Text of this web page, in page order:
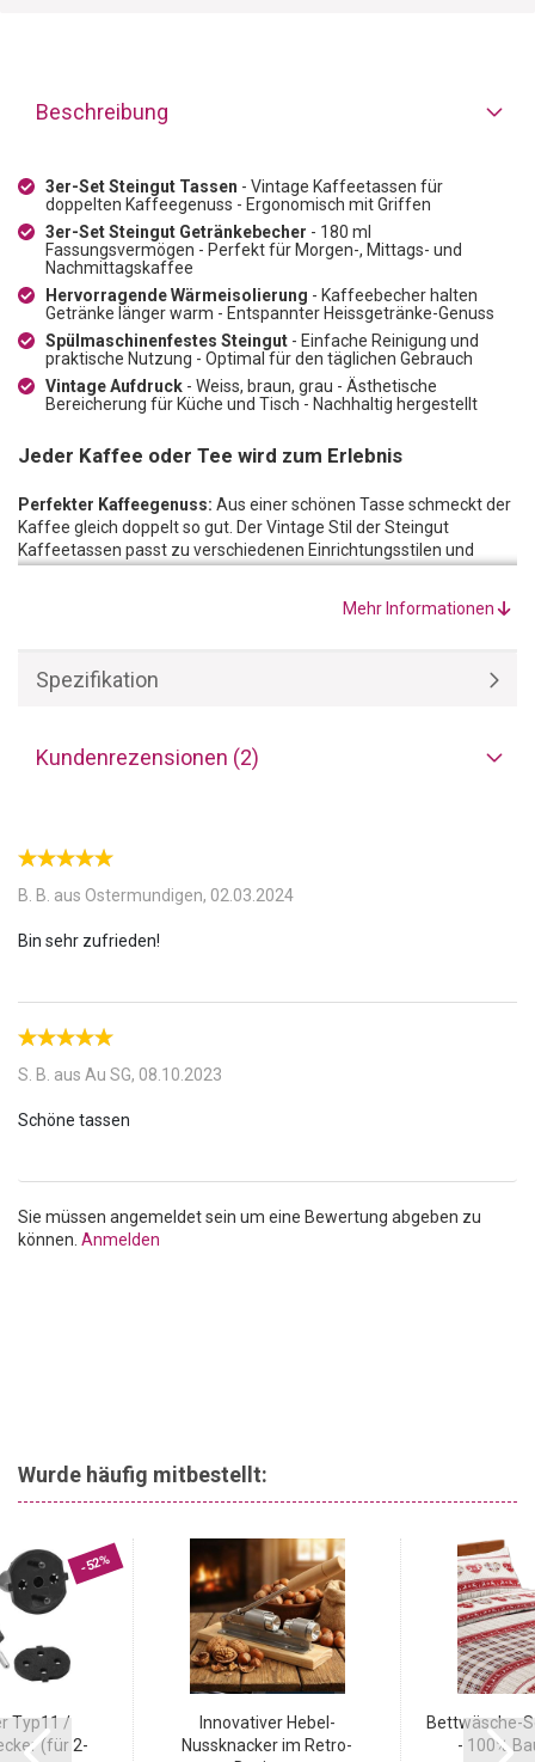
Beschreibung
3er-Set Steingut Tassen - Vintage Kaffeetassen für
doppelten Kaffeegenuss - Ergonomisch mit Griffen
3er-Set Steingut Getränkebecher - 180 ml
Fassungsvermögen - Perfekt für Morgen-, Mittags- und
Nachmittagskaffee
Hervorragende Wärmeisolierung - Kaffeebecher halten
Getränke länger warm - Entspannter Heissgetränke-Genuss
Spülmaschinenfestes Steingut - Einfache Reinigung und
praktische Nutzung - Optimal für den täglichen Gebrauch
Vintage Aufdruck - Weiss, braun, grau - Ästhetische
Bereicherung für Küche und Tisch - Nachhaltig hergestellt
Jeder Kaffee oder Tee wird zum Erlebnis
Perfekter Kaffeegenuss: Aus einer schönen Tasse schmeckt der
Kaffee gleich doppelt so gut. Der Vintage Stil der Steingut
Kaffeetassen passt zu verschiedenen Einrichtungsstilen und
hervorragende Wärmeisolierung. Die Kaffeebecher halten
Getränke länger warm, sodass Sie Ihr Heissgetränk in aller Ruhe
Die Kaffeebecher aus Steingut sind
Mehr Informationen
Spezifikation
Kundenrezensionen (2)
B. B. aus Ostermundigen, 02.03.2024
S. B. aus Au SG, 08.10.2023
Sie müssen angemeldet sein um eine Bewertung abgeben zu
können. Anmelden
Wurde häufig mitbestellt:
-52%
Typ11 /
(für 2-
Innovativer Hebel-
Nussknacker im Retro-
Bettwäsche-
- 100%